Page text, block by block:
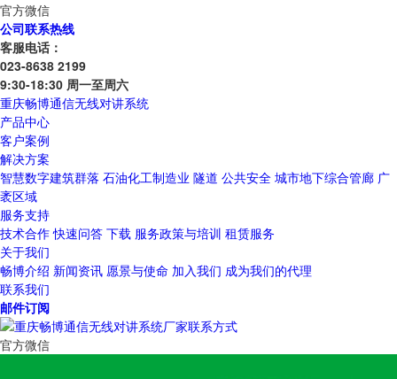
官方微信
公司联系热线
客服电话：
023-8638 2199
9:30-18:30 周一至周六
重庆畅博通信无线对讲系统
产品中心
客户案例
解决方案
智慧数字建筑群落 石油化工制造业 隧道 公共安全 城市地下综合管廊 广
袤区域
服务支持
技术合作 快速问答 下载 服务政策与培训 租赁服务
关于我们
畅博介绍 新闻资讯 愿景与使命 加入我们 成为我们的代理
联系我们
邮件订阅
官方微信